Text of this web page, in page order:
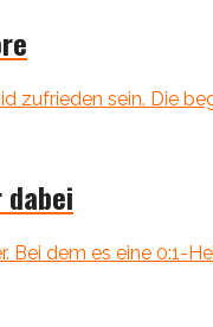
sein. Die
dem es eine 0:1-